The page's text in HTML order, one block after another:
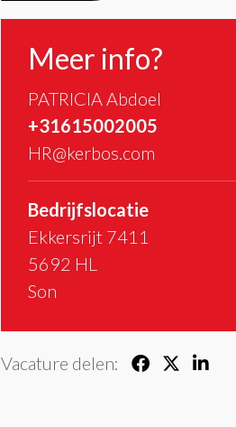
Meer info?
PATRICIA Abdoel
+31615002005
HR@kerbos.com
Bedrijfslocatie
Ekkersrijt 7411
5692 HL
Son
Vacature delen: